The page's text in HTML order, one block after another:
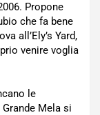
Propone
che fa bene
all’Ely’s Yard,
venire voglia
le
Mela si